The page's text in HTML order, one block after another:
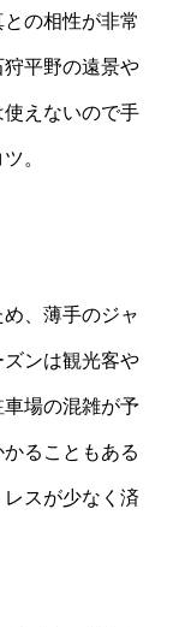
の相性が非常
平野の遠景や
えないので手
。
、薄手のジャ
ンは観光客や
場の混雑が予
ることもある
スが少なく済